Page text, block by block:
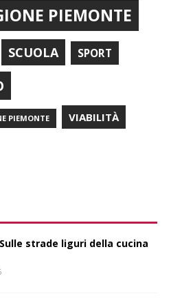
PIEMONTE
SCUOLA SPORT
PIEMONTE VIABILITÀ
Sulle strade liguri della cucina